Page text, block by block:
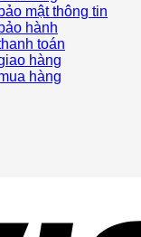
mật thông tin
hành
toán
hàng
hàng